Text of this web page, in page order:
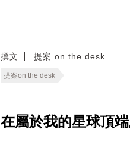
撰文 提案 on the desk
提案on the desk
在屬於我的星球頂